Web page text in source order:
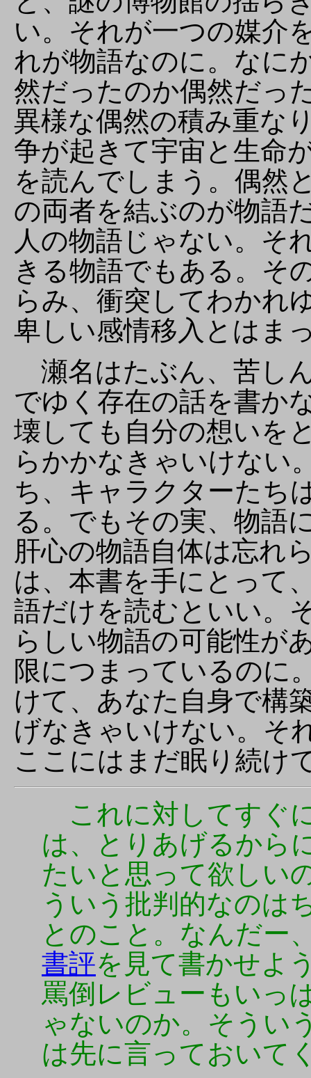
い。それが一つの媒介
れが物語なのに。なに
然だったのか偶然だっ
異様な偶然の積み重な
争が起きて宇宙と生命
を読んでしまう。偶然
の両者を結ぶのが物語
人の物語じゃない。そ
きる物語でもある。そ
らみ、衝突してわかれ
卑しい感情移入とはま
瀬名はたぶん、苦し
でゆく存在の話を書か
壊しても自分の想いを
らかかなきゃいけない
ち、キャラクターたち
る。でもその実、物語
肝心の物語自体は忘れ
は、本書を手にとって
語だけを読むといい。
らしい物語の可能性が
限につまっているのに
けて、あなた自身で構
げなきゃいけない。そ
ここにはまだ眠り続け
これに対してすぐ
は、とりあげるから
たいと思って欲しい
ういう批判的なのは
とのこと。なんだー
書評を見て書かせよ
罵倒レビューもいっ
ゃないのか。そうい
は先に言っておいて